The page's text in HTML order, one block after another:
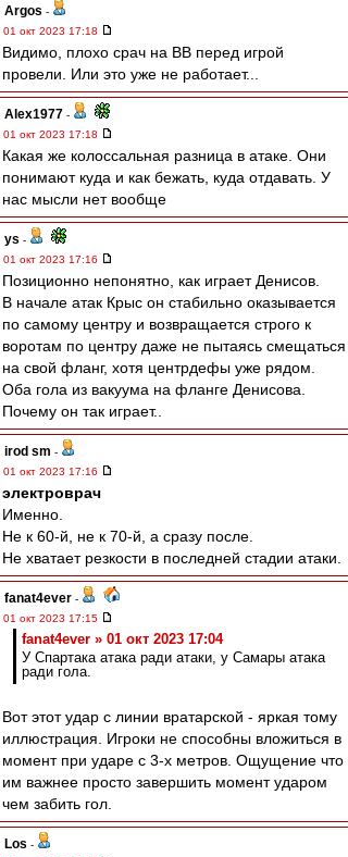
Argos -
01 окт 2023 17:18
Видимо, плохо срач на ВВ перед игрой
провели. Или это уже не работает...
Alex1977 -
01 окт 2023 17:18
Какая же колоссальная разница в атаке. Они
понимают куда и как бежать, куда отдавать. У
нас мысли нет вообще
ys -
01 окт 2023 17:16
Позиционно непонятно, как играет Денисов.
В начале атак Крыс он стабильно оказывается
по самому центру и возвращается строго к
воротам по центру даже не пытаясь смещаться
на свой фланг, хотя центрдефы уже рядом.
Оба гола из вакуума на фланге Денисова.
Почему он так играет..
irod sm -
01 окт 2023 17:16
электроврач
Именно.
Не к 60-й, не к 70-й, а сразу после.
Не хватает резкости в последней стадии атаки.
fanat4ever -
01 окт 2023 17:15
fanat4ever » 01 окт 2023 17:04
У Спартака атака ради атаки, у Самары атака
ради гола.
Вот этот удар с линии вратарской - яркая тому
иллюстрация. Игроки не способны вложиться в
момент при ударе с 3-х метров. Ощущение что
им важнее просто завершить момент ударом
чем забить гол.
Los -